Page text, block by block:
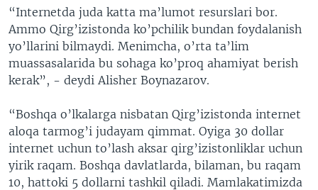
“Internetda juda katta ma’lumot resurslari bor.
Ammo Qirg’izistonda ko’pchilik bundan foydalanish
yo’llarini bilmaydi. Menimcha, o’rta ta’lim
muassasalarida bu sohaga ko’proq ahamiyat berish
kerak”, - deydi Alisher Boynazarov.
“Boshqa o’lkalarga nisbatan Qirg’izistonda internet
aloqa tarmog’i judayam qimmat. Oyiga 30 dollar
internet uchun to’lash aksar qirg’izistonliklar uchun
yirik raqam. Boshqa davlatlarda, bilaman, bu raqam
10, hattoki 5 dollarni tashkil qiladi. Mamlakatimizda